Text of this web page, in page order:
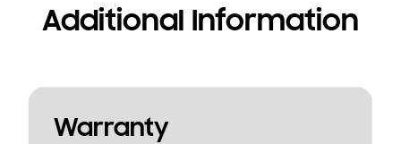
Additional Information
Warranty